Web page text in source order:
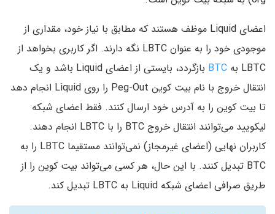
اعضای Liquid موظف هستند که مطابق با نیاز خود، مقداری از
موجودی خود را به عنوان LBTC نگه دارند. اگر کاربری بخواهد از
LBTC به
BTC
بازگردد، بایستی از اعضای Liquid باشد و یک
انتقال خروج با نام بیت کوین Peg-Out را روی Liquid انجام دهد
تا بیت کوین را به آدرس خود ارسال کنند. فقط اعضای شبکه
لیکویید می‌توانند انتقال خروج BTC را با LBTC انجام دهند.
کاربران نهایی (اعضای غیرمجاز) نمی‌توانند مستقیما LBTC را به
BTC تبدیل کنند. با این حال، هر کسی می‌تواند بیت کوین را از
طریق صرافی اعضای شبکه Liquid به LBTC تبدیل کند.